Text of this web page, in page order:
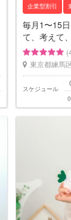
企業型割引
毎月1〜15
て、考えて
東京都練馬
スケジュール